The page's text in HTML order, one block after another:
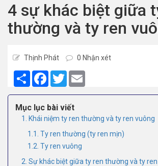
4 sự khác biệt giữa
thường và ty ren
Thịnh Phát 0 Nhận xét
Share Facebook
Twitter
Mục lục bài viết
1. Khái niệm ty ren thường và ty ren vuông
1.1. Ty ren thường (ty ren mịn)
1.2. Ty ren vuông
2. Sự khác biệt giữa ty ren thường và ty